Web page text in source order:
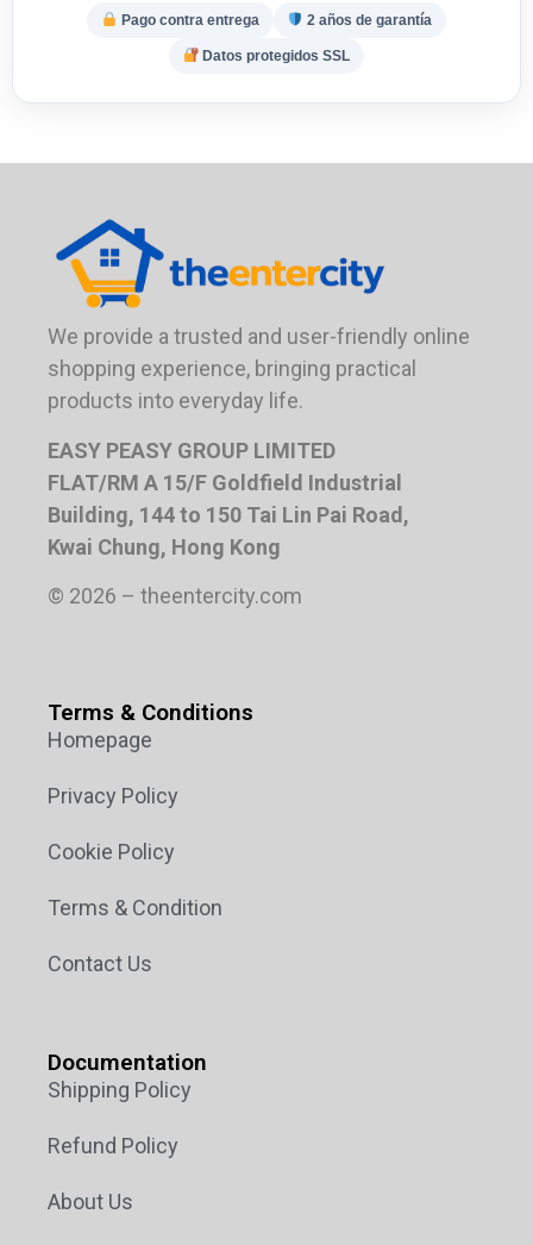
Pago contra entrega 2 años de garantía
Datos protegidos SSL
We provide a trusted and user-friendly online
shopping experience, bringing practical
products into everyday life.
EASY PEASY GROUP LIMITED
FLAT/RM A 15/F Goldfield Industrial
Building, 144 to 150 Tai Lin Pai Road,
Kwai Chung, Hong Kong
© 2026 – theentercity.com
Terms & Conditions
Homepage
Privacy Policy
Cookie Policy
Terms & Condition
Contact Us
Documentation
Shipping Policy
Refund Policy
About Us